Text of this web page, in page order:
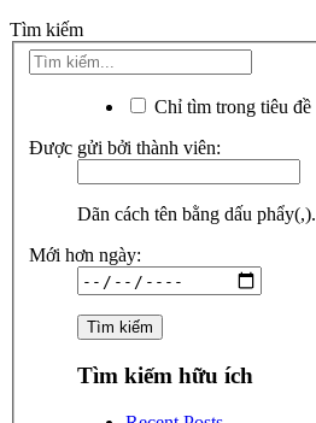
Tìm kiếm
Chỉ tìm trong tiêu đề
Được gửi bởi thành viên:
Dãn cách tên bằng dấu phẩy(,).
Mới hơn ngày:
Tìm kiếm hữu ích